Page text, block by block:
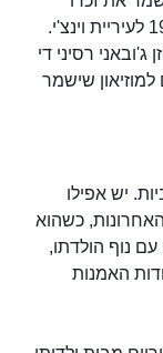
ומקורותיו של לאונרדו. הוא נתרם בשנת 1952 לעיריית וינצ'י.
ג'ובאני רסיני די
שישמר
יש אפילו
כשהוא
נוף הולדתו,
האמנות